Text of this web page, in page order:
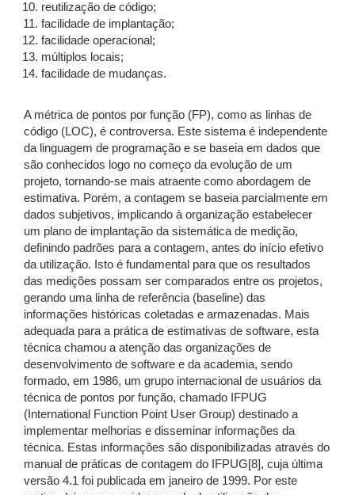
reutilização de código;
facilidade de implantação;
facilidade operacional;
múltiplos locais;
facilidade de mudanças.
A métrica de pontos por função (FP), como as linhas de
código (LOC), é controversa. Este sistema é independente
da linguagem de programação e se baseia em dados que
são conhecidos logo no começo da evolução de um
projeto, tornando-se mais atraente como abordagem de
estimativa. Porém, a contagem se baseia parcialmente em
dados subjetivos, implicando à organização estabelecer
um plano de implantação da sistemática de medição,
definindo padrões para a contagem, antes do início efetivo
da utilização. Isto é fundamental para que os resultados
das medições possam ser comparados entre os projetos,
gerando uma linha de referência (baseline) das
informações históricas coletadas e armazenadas. Mais
adequada para a prática de estimativas de software, esta
técnica chamou a atenção das organizações de
desenvolvimento de software e da academia, sendo
formado, em 1986, um grupo internacional de usuários da
técnica de pontos por função, chamado IFPUG
(International Function Point User Group) destinado a
implementar melhorias e disseminar informações da
técnica. Estas informações são disponibilizadas através do
manual de práticas de contagem do IFPUG[8], cuja última
versão 4.1 foi publicada em janeiro de 1999. Por este